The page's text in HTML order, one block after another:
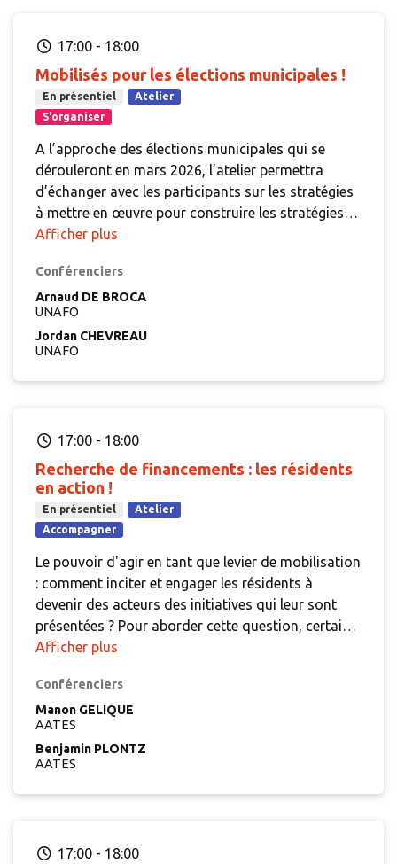
17:00 - 18:00
Mobilisés pour les élections municipales !
En présentiel
Atelier
S'organiser
A l’approche des élections municipales qui se
dérouleront en mars 2026, l’atelier permettra
d’échanger avec les participants sur les stratégies
à mettre en œuvre pour construire les stratégies
d’actions communes de plaidoyer et de
nouveaux élus.
Afficher plus
Conférenciers
Arnaud DE BROCA
UNAFO
Jordan CHEVREAU
UNAFO
17:00 - 18:00
Recherche de financements : les résidents
en action !
En présentiel
Atelier
Accompagner
Le pouvoir d'agir en tant que levier de mobilisation
: comment inciter et engager les résidents à
devenir des acteurs des initiatives qui leur sont
présentées ? Pour aborder cette question, certains
gestionnaires choisissent d'impliquer directement
financements. Au cours de cette présentation, des
témoignages mettront en lumière la méthode
employée et les résultats obtenus.
Afficher plus
Conférenciers
Manon GELIQUE
AATES
Benjamin PLONTZ
AATES
17:00 - 18:00